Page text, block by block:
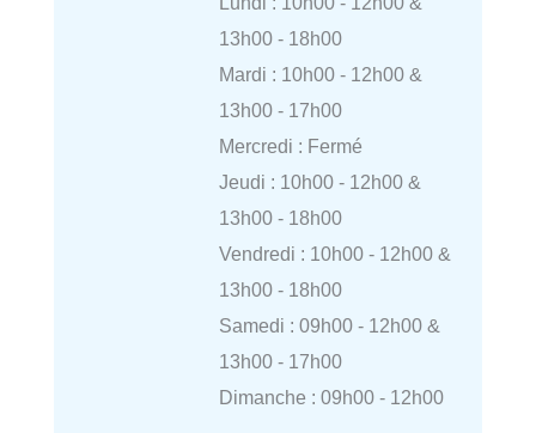
13h00 - 18h00
Mardi : 10h00 - 12h00 &
13h00 - 17h00
Mercredi : Fermé
Jeudi : 10h00 - 12h00 &
13h00 - 18h00
Vendredi : 10h00 - 12h00 &
13h00 - 18h00
Samedi : 09h00 - 12h00 &
13h00 - 17h00
Dimanche : 09h00 - 12h00